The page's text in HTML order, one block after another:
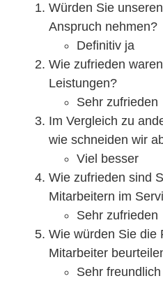
Technische Infos
Kontakt & Anfahrt
Würden Sie
Anspruch nehmen?
Definitiv ja
Wie zufrieden
Leistungen?
Sehr zufrieden
Im Vergleich zu
wie schneiden wir
Viel besser
Wie zufrieden sind
Mitarbeitern im
Sehr zufrieden
Wie würden Sie die
Mitarbeiter
Sehr freundlich